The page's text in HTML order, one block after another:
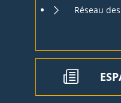
Réseau